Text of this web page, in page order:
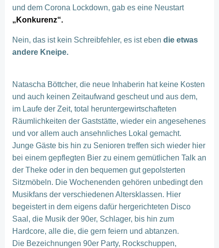
und dem Corona Lockdown, gab es eine Neustart
„Konkurenz“.
Nein, das ist kein Schreibfehler, es ist eben die etwas
andere Kneipe.
Natascha Böttcher, die neue Inhaberin hat keine Kosten
und auch keinen Zeitaufwand gescheut und aus dem,
im Laufe der Zeit, total heruntergewirtschafteten
Räumlichkeiten der Gaststätte, wieder ein angesehenes
und vor allem auch ansehnliches Lokal gemacht.
Junge Gäste bis hin zu Senioren treffen sich wieder hier
bei einem gepflegten Bier zu einem gemütlichen Talk an
der Theke oder in den bequemen gut gepolsterten
Sitzmöbeln. Die Wochenenden gehören unbedingt den
Musikfans der verschiedenen Altersklassen. Hier
begeistert in dem eigens dafür hergerichteten Disco
Saal, die Musik der 90er, Schlager, bis hin zum
Hardcore, alle die, die gern feiern und abtanzen.
Die Bezeichnungen 90er Party, Rockschuppen,